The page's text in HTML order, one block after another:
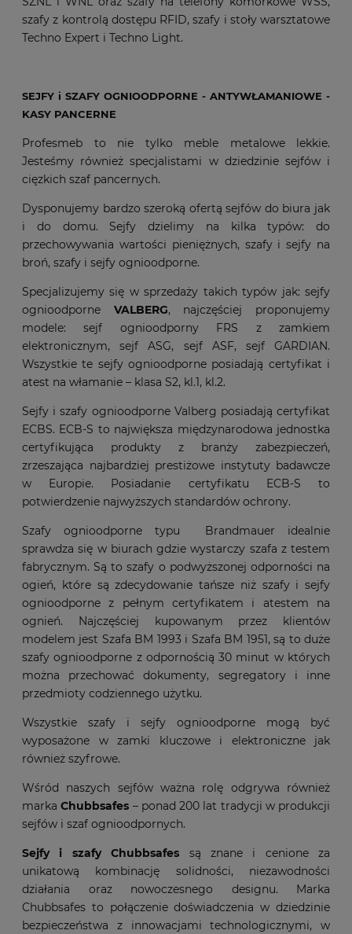
szafy z kontrolą dostępu RFID, szafy i stoły warsztatowe
Techno Expert i Techno Light.
SEJFY i SZAFY OGNIOODPORNE - ANTYWŁAMANIOWE -
KASY PANCERNE
Profesmeb to nie tylko meble metalowe lekkie.
Jesteśmy również specjalistami w dziedzinie sejfów i
cięzkich szaf pancernych.
Dysponujemy bardzo szeroką ofertą sejfów do biura jak
i do domu. Sejfy dzielimy na kilka typów: do
przechowywania wartości pieniężnych, szafy i sejfy na
broń, szafy i sejfy ognioodporne.
Specjalizujemy się w sprzedaży takich typów jak: sejfy
ognioodporne VALBERG, najczęściej proponujemy
modele: sejf ognioodporny FRS z zamkiem
elektronicznym, sejf ASG, sejf ASF, sejf GARDIAN.
Wszystkie te sejfy ognioodporne posiadają certyfikat i
atest na włamanie – klasa S2, kl.1, kl.2.
Sejfy i szafy ognioodporne Valberg posiadają certyfikat
ECBS. ECB-S to największa międzynarodowa jednostka
certyfikująca produkty z branży zabezpieczeń,
zrzeszająca najbardziej prestiżowe instytuty badawcze
w Europie. Posiadanie certyfikatu ECB-S to
potwierdzenie najwyższych standardów ochrony.
Szafy ognioodporne typu Brandmauer idealnie
sprawdza się w biurach gdzie wystarczy szafa z testem
fabrycznym. Są to szafy o podwyższonej odporności na
ogień, które są zdecydowanie tańsze niż szafy i sejfy
ognioodporne z pełnym certyfikatem i atestem na
ognień. Najczęściej kupowanym przez klientów
modelem jest Szafa BM 1993 i Szafa BM 1951, są to duże
szafy ognioodporne z odpornością 30 minut w których
można przechować dokumenty, segregatory i inne
przedmioty codziennego użytku.
Wszystkie szafy i sejfy ognioodporne mogą być
wyposażone w zamki kluczowe i elektroniczne jak
również szyfrowe.
Wśród naszych sejfów ważna rolę odgrywa również
markaChubbsafes – ponad 200 lat tradycji w produkcji
sejfów i szaf ognioodpornych.
Sejfy i szafy Chubbsafes są znane i cenione za
unikatową kombinację solidności, niezawodności
działania oraz nowoczesnego designu. Marka
Chubbsafes to połączenie doświadczenia w dziedzinie
bezpieczeństwa z innowacjami technologicznymi, w